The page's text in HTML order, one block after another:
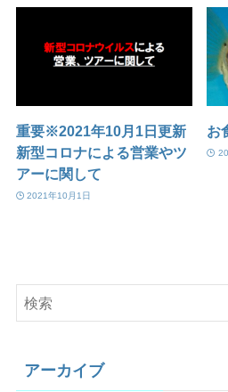
重要※2021年10月1日更新
新型コロナによる営業やツ
アーに関して
2021年10月1日
お
アーカイブ